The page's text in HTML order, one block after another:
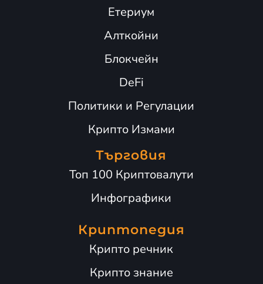
Етериум
Алткойни
Блокчейн
DeFi
Политики и Регулации
Крипто Измами
Търговия
Топ 100 Криптовалути
Инфографики
Криптопедия
Крипто речник
Крипто знание